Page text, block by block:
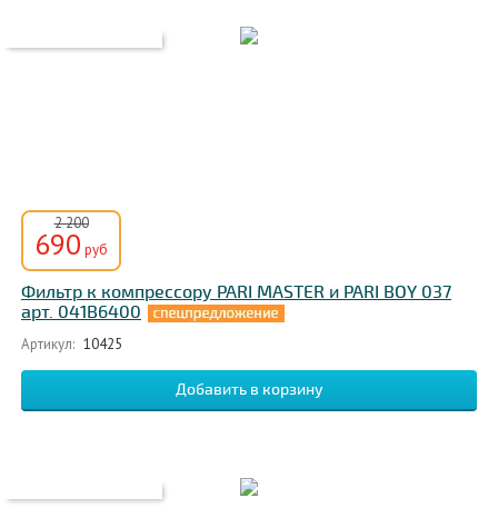
2 200
690 руб
Фильтр к компрессору PARI MASTER и PARI BOY 037
арт. 041B6400
Артикул: 10425